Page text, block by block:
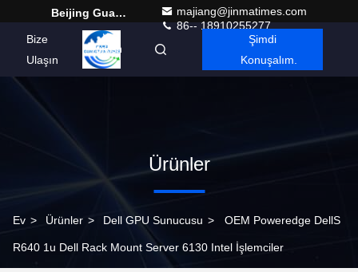
Beijing Guangtian Runze Technology Co., Ltd.
majiang@jinmatimes.com
86-- 18910255277
Bize
Ulaşın
Turkish
Şimdi
Konuşalım.
Ürünler
Ev > Ürünler > Dell GPU Sunucusu > OEM Poweredge DellS
R640 1u Dell Rack Mount Server 6130 Intel İşlemciler